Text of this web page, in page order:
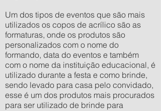
Um dos tipos de eventos que são mais
utilizados os copos de acrílico são as
formaturas, onde os produtos são
personalizados com o nome do
formando, data do eventos e também
com o nome da instituição educacional, é
utilizado durante a festa e como brinde,
sendo levado para casa pelo convidado,
esse é um dos produtos mais procurados
para ser utilizado de brinde para